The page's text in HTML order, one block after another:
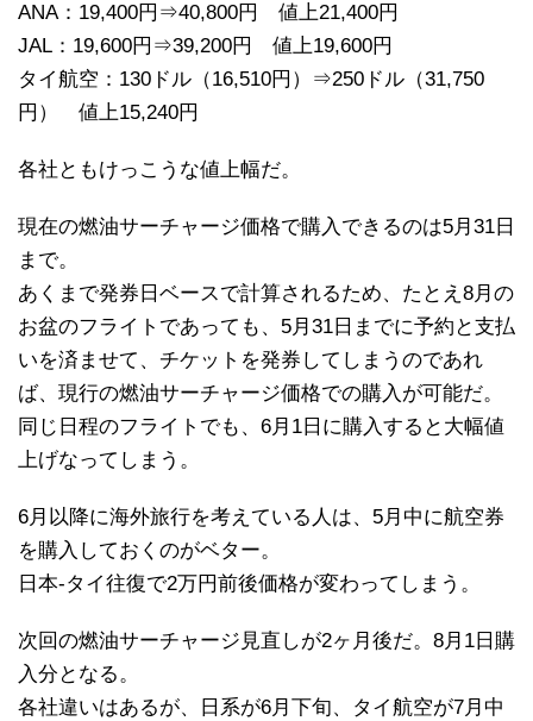
ANA：19,400円⇒40,800円 値上21,400円
JAL：19,600円⇒39,200円 値上19,600円
タイ航空：130ドル（16,510円）⇒250ドル（31,750
円） 値上15,240円
各社ともけっこうな値上幅だ。
現在の燃油サーチャージ価格で購入できるのは5月31日
まで。
あくまで発券日ベースで計算されるため、たとえ8月の
お盆のフライトであっても、5月31日までに予約と支払
いを済ませて、チケットを発券してしまうのであれ
ば、現行の燃油サーチャージ価格での購入が可能だ。
同じ日程のフライトでも、6月1日に購入すると大幅値
上げなってしまう。
6月以降に海外旅行を考えている人は、5月中に航空券
を購入しておくのがベター。
日本-タイ往復で2万円前後価格が変わってしまう。
次回の燃油サーチャージ見直しが2ヶ月後だ。8月1日購
入分となる。
各社違いはあるが、日系が6月下旬、タイ航空が7月中